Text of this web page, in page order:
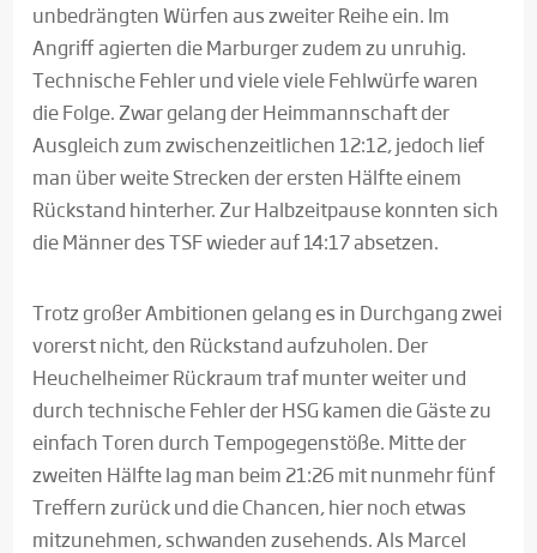
unbedrängten Würfen aus zweiter Reihe ein. Im
Angriff agierten die Marburger zudem zu unruhig.
Technische Fehler und viele viele Fehlwürfe waren
die Folge. Zwar gelang der Heimmannschaft der
Ausgleich zum zwischenzeitlichen 12:12, jedoch lief
man über weite Strecken der ersten Hälfte einem
Rückstand hinterher. Zur Halbzeitpause konnten sich
die Männer des TSF wieder auf 14:17 absetzen.
Trotz großer Ambitionen gelang es in Durchgang zwei
vorerst nicht, den Rückstand aufzuholen. Der
Heuchelheimer Rückraum traf munter weiter und
durch technische Fehler der HSG kamen die Gäste zu
einfach Toren durch Tempogegenstöße. Mitte der
zweiten Hälfte lag man beim 21:26 mit nunmehr fünf
Treffern zurück und die Chancen, hier noch etwas
mitzunehmen, schwanden zusehends. Als Marcel